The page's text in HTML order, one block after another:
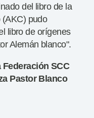
del libro de la
(AKC) pudo
libro de orígenes
Alemán blanco".
Federación SCC
Pastor Blanco